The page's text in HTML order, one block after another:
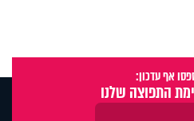
אף עדכון:
התפוצה שלנו